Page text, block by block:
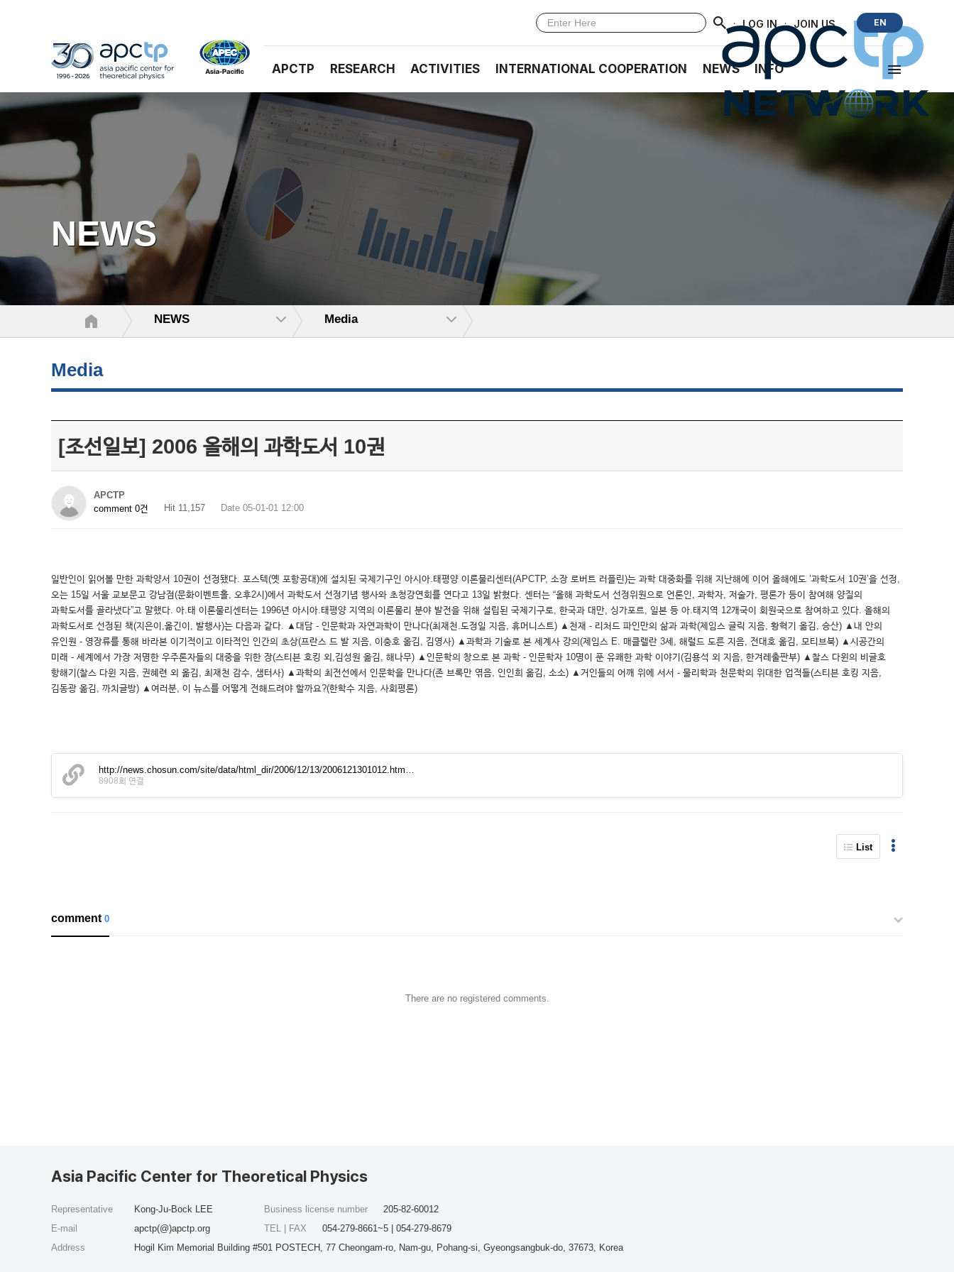
· LOG IN · JOIN US EN
APCTP RESEARCH ACTIVITIES INTERNATIONAL COOPERATION NEWS INFO
NEWS
NEWS Media
Media
[조선일보] 2006 올해의 과학도서 10권
APCTP
comment 0건
Hit 11,157 Date 05-01-01 12:00
일반인이 읽어볼 만한 과학양서 10권이 선정됐다. 포스텍(옛 포항공대)에 설치된 국제기구인 아시아.태평양 이론물리센터(APCTP, 소장 로버트 러플린)는 과학 대중화를 위해 지난해에 이어 올해에도 ’과학도서 10권’을 선정,
오는 15일 서울 교보문고 강남점(문화이벤트홀, 오후2시)에서 과학도서 선정기념 행사와 초청강연회를 연다고 13일 밝혔다. 센터는 “올해 과학도서 선정위원으로 언론인, 과학자, 저술가, 평론가 등이 참여해 양질의
과학도서를 골라냈다”고 말했다. 아.태 이론물리센터는 1996년 아시아.태평양 지역의 이론물리 분야 발전을 위해 설립된 국제기구로, 한국과 대만, 싱가포르, 일본 등 아.태지역 12개국이 회원국으로 참여하고 있다. 올해의
과학도서로 선정된 책(지은이,옮긴이, 발행사)는 다음과 같다. ▲대담 - 인문학과 자연과학이 만나다(최재천.도정일 지음, 휴머니스트) ▲천재 - 리처드 파인만의 삶과 과학(제임스 글릭 지음, 황혁기 옮김, 승산) ▲내 안의
유인원 - 영장류를 통해 바라본 이기적이고 이타적인 인간의 초상(프란스 드 발 지음, 이충호 옮김, 김영사) ▲과학과 기술로 본 세계사 강의(제임스 E. 매클렐란 3세, 해럴드 도른 지음, 전대호 옮김, 모티브북) ▲시공간의
미래 - 세계에서 가장 저명한 우주론자들의 대중을 위한 장(스티븐 호킹 외,김성원 옮김, 해나무) ▲인문학의 창으로 본 과학 - 인문학자 10명이 푼 유쾌한 과학 이야기(김용석 외 지음, 한겨레출판부) ▲찰스 다윈의 비글호
항해기(찰스 다윈 지음, 권혜련 외 옮김, 최재천 감수, 샘터사) ▲과학의 최전선에서 인문학을 만나다(존 브록만 엮음, 인인희 옮김, 소소) ▲거인들의 어깨 위에 서서 - 물리학과 천문학의 위대한 업적들(스티븐 호킹 지음,
김동광 옮김, 까치글방) ▲여러분, 이 뉴스를 어떻게 전해드려야 할까요?(한학수 지음, 사회평론)
http://news.chosun.com/site/data/html_dir/2006/12/13/2006121301012.htm…
8908회 연결
List
comment0
There are no registered comments.
Asia Pacific Center for Theoretical Physics
Representative
Kong-Ju-Bock LEE
E-mail
apctp(@)apctp.org
Address
Hogil Kim Memorial Building #501 POSTECH, 77 Cheongam-ro, Nam-gu, Pohang-si, Gyeongsangbuk-do, 37673, Korea
Business license number
205-82-60012
TEL | FAX
054-279-8661~5 | 054-279-8679